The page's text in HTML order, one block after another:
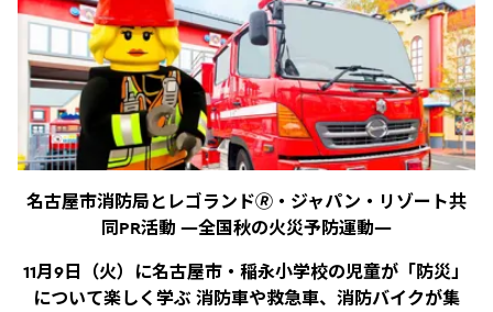
名古屋市消防局とレゴランド🄬・ジャパン・リゾート共
同PR活動 ―全国秋の火災予防運動―
11月9日（火）に名古屋市・稲永小学校の児童が「防災」
について楽しく学ぶ 消防車や救急車、消防バイクが集